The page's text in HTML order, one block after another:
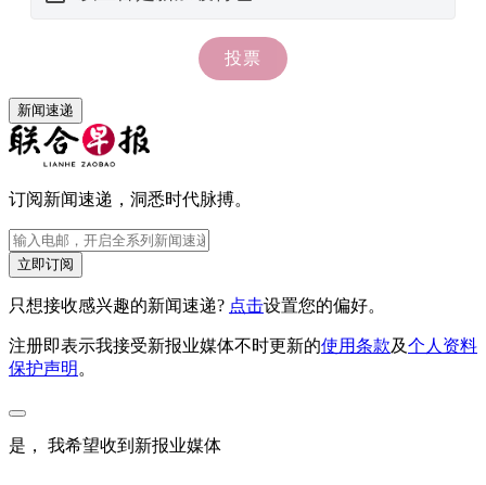
新闻速递
订阅新闻速递，洞悉时代脉搏。
立即订阅
只想接收感兴趣的新闻速递? 点击设置您的偏好。
注册即表示我接受新报业媒体不时更新的使用条款及个人资料
保护声明。
是， 我希望收到新报业媒体